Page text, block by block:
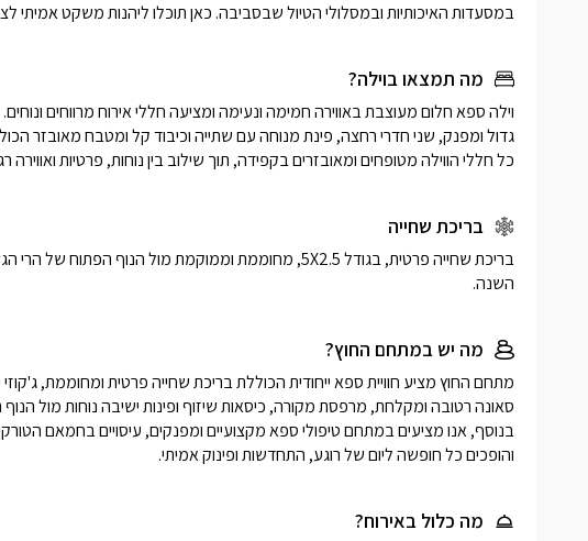
במסעדות האיכותיות ובמסלולי הטיול שבסביבה. כאן תוכלו ליהנות משקט אמיתי
מה תמצאו בוילה?
כל חללי הווילה מטופחים ומאובזרים בקפידה, תוך שילוב בין נוחות, פרטיות ואווירה
בריכת שחייה
השנה.
מה יש במתחם החוץ?
והופכים כל חופשה ליום של רוגע, התחדשות ופינוק אמיתי.
מה כלול באירוח?